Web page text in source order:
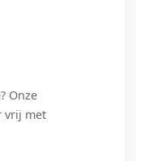
Onze
vrij met